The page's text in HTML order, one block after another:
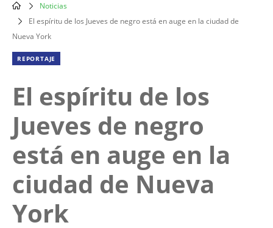
Breadcrumb
Noticias
El espíritu de los Jueves de negro está en auge en la ciudad de
Nueva York
REPORTAJE
El espíritu de los
Jueves de negro
está en auge en la
ciudad de Nueva
York